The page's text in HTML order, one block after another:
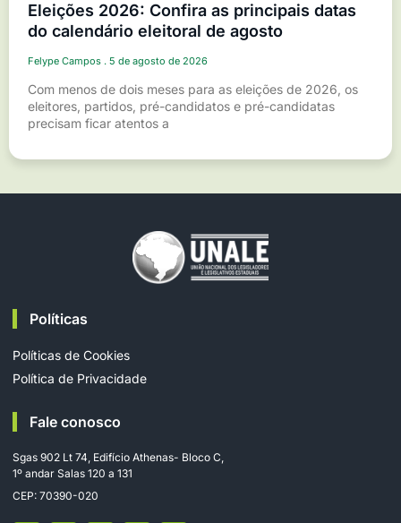
Eleições 2026: Confira as principais datas
do calendário eleitoral de agosto
Felype Campos 5 de agosto de 2026
Com menos de dois meses para as eleições de 2026, os
eleitores, partidos, pré-candidatos e pré-candidatas
precisam ficar atentos a
Políticas
Políticas de Cookies
Política de Privacidade
Fale conosco
Sgas 902 Lt 74, Edifício Athenas- Bloco C,
1º andar Salas 120 a 131
CEP: 70390-020